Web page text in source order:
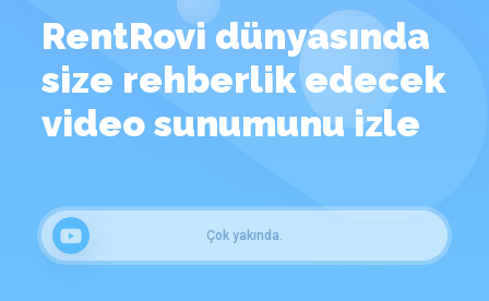
RentRovi dünyasında
size rehberlik edecek
video sunumunu izle
Çok yakında.